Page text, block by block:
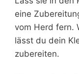
eine
vom Herd fern.
lässt du dein
zubereiten.